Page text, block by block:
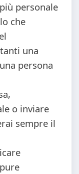
personale
che
una
persona
o inviare
sempre il